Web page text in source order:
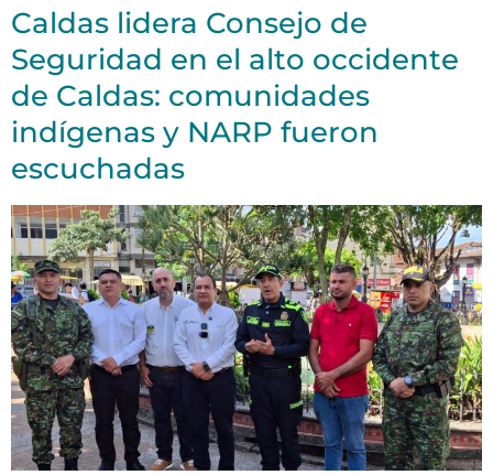
Caldas lidera Consejo de
Seguridad en el alto occidente
de Caldas: comunidades
indígenas y NARP fueron
escuchadas